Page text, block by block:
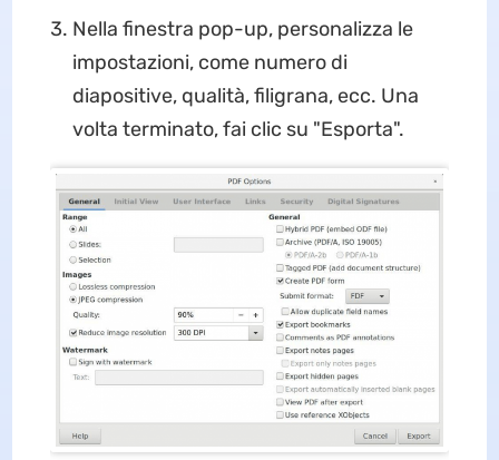
Nella finestra pop-up, personalizza le
impostazioni, come numero di
diapositive, qualità, filigrana, ecc. Una
volta terminato, fai clic su "Esporta".